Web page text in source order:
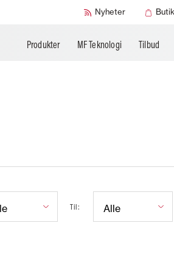
Nyheter
Produkter MF Teknologi Tilbud
SMART
Til: